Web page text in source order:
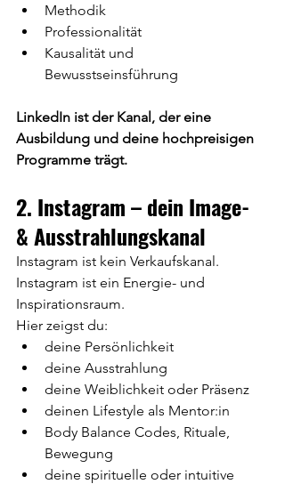
Methodik
Professionalität
Kausalität und
Bewusstseinsführung
LinkedIn ist der Kanal, der eine
Ausbildung und deine hochpreisigen
Programme trägt.
2. Instagram – dein Image-
& Ausstrahlungskanal
Instagram ist kein Verkaufskanal.
Instagram ist ein Energie- und
Inspirationsraum.
Hier zeigst du:
deine Persönlichkeit
deine Ausstrahlung
deine Weiblichkeit oder Präsenz
deinen Lifestyle als Mentor:in
Body Balance Codes, Rituale,
Bewegung
deine spirituelle oder intuitive